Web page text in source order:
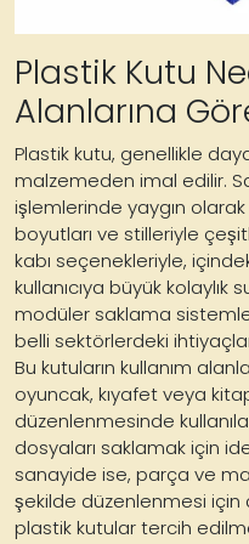
Plastik Kutu
Alanlarına
Plastik kutu, genellikle
malzemeden imal edilir.
işlemlerinde yaygın olarak
boyutları ve stilleriyle
kabı seçenekleriyle,
kullanıcıya büyük
modüler saklama
belli sektörlerdeki
Bu kutuların kullanım
oyuncak, kıyafet veya
düzenlenmesinde
dosyaları saklamak için
sanayide ise, parça ve
şekilde düzenlenmesi
plastik kutular tercih